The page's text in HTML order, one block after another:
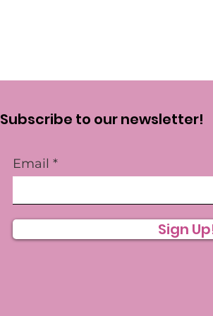
Subscribe to our newsletter!
Email
Sign